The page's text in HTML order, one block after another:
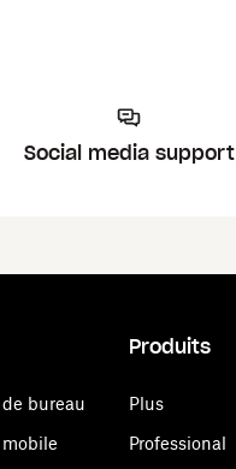
Social media support
bureau
Produits
Plus
Professional